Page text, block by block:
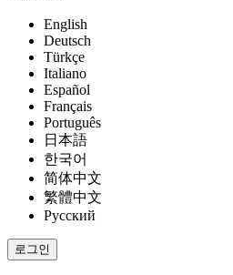
English
Deutsch
Türkçe
Italiano
Español
Français
Português
日本語
한국어
简体中文
繁體中文
Русский
로그인